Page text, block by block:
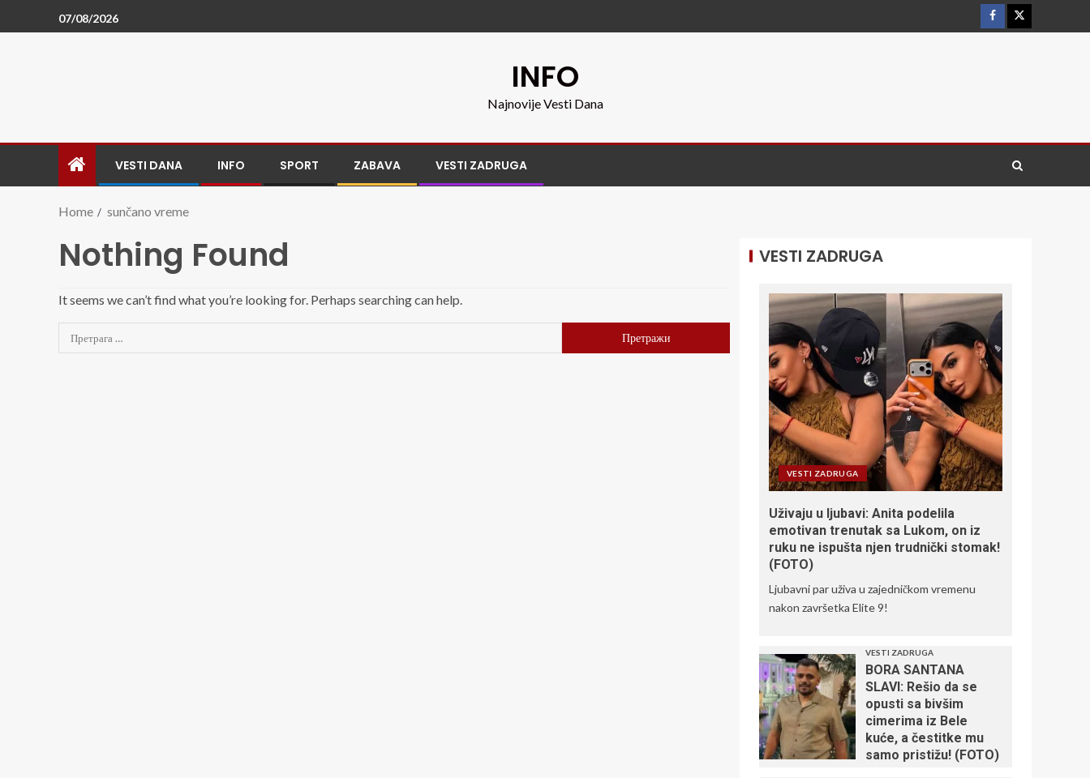
07/08/2026
INFO
Najnovije Vesti Dana
VESTI DANA INFO SPORT ZABAVA VESTI ZADRUGA
Home sunčano vreme
Nothing Found
It seems we can’t find what you’re looking for. Perhaps searching can help.
VESTI ZADRUGA
VESTI ZADRUGA
Uživaju u ljubavi: Anita podelila
emotivan trenutak sa Lukom, on iz
ruku ne ispušta njen trudnički stomak!
(FOTO)
Ljubavni par uživa u zajedničkom vremenu
nakon završetka Elite 9!
VESTI ZADRUGA
BORA SANTANA
SLAVI: Rešio da se
opusti sa bivšim
cimerima iz Bele
kuće, a čestitke mu
samo pristižu! (FOTO)